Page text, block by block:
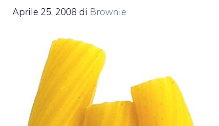
Aprile 25, 2008 di Brownie